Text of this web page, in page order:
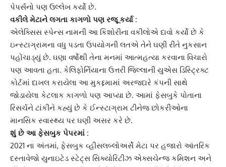
પેપર્સનો પણ ઉલ્લેખ કર્યો છે.
વકીલેમેટાને લગતા કાગળો પણ રજૂ કર્યા :
એલેક્સિસ સ્પેન્સ નામની આ કિશોરીના વકીલોએ દાવો કર્યો છે કે
ઇન્સ્ટાગ્રામના વધુ પડતા ઉપયોગની લતએ તેને ઘણી રીતે નુકસાન
પહોંચાડ્યું છે. ઘણા વર્ષોથી તેના મનમાં આત્મહત્યા કરવાના વિચારો
પણ આવતા હતા. કેલિફોર્નિયાના ઉત્તરી જિલ્લાની યુએસ ડિસ્ટ્રિક્ટ
કોર્ટમાં દાખલ કરાયેલા આ મુકદ્દમામાં અરજદારે કંપની સાથે
જોડાયેલા કેટલાક કાગળો પણ આપ્યા છે. આમાં ફેસબુકે પોતાના
રિસર્ચને ટાંકીને કહ્યું છે કે ઈન્સ્ટાગ્રામ ટીનેજ છોકરીઓના
માનસિક સ્વાસ્થ્ય પર ઘણી અસર કરે છે.
શું છે આ ફેસબુક પેપરમાં :
2021 ના ​​અંતમાં, ફેસબુક વ્હીસલબ્લોઅર્સે મેટા પર હજારો આંતરિક
દસ્તાવેજો યુનાઇટેડ સ્ટેટ્સ સિક્યોરિટીઝ એક્સચેન્જ કમિશન અને